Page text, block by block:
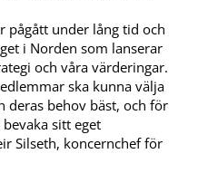
pågått under lång tid och
i Norden som lanserar
och våra värderingar.
ska kunna välja
deras behov bäst, och för
sitt eget
Silseth, koncernchef för